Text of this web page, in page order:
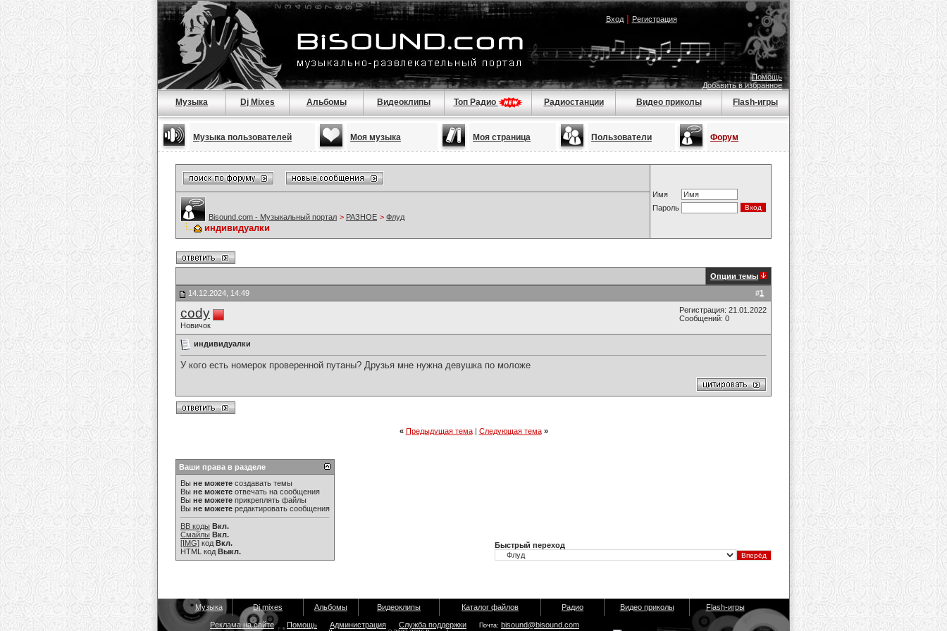
Вход| Регистрация
Помощь
Добавить в избранное
Музыка Dj Mixes Альбомы Видеоклипы Топ Радио Радиостанции Видео приколы Flash-игры
Музыка пользователей Моя музыка Моя страница Пользователи Форум
Имя
Пароль
Bisound.com - Музыкальный портал > РАЗНОЕ > Флуд
индивидуaлки
Опции темы
#1
14.12.2024, 14:49
cody
Новичок
Регистрация: 21.01.2022
Сообщений: 0
индивидуaлки
У кого есть номерок проверенной путаны? Друзья мне нужна девушка по моложе
« Предыдущая тема| Следующая тема »
Ваши права в разделе
Вы не можете создавать темы
Вы не можете отвечать на сообщения
Вы не можете прикреплять файлы
Вы не можете редактировать сообщения
BB коды Вкл.
Смайлы Вкл.
[IMG] код Вкл.
HTML код Выкл.
Быстрый переход
Музыка Dj mixes Альбомы Видеоклипы Каталог файлов Радио Видео приколы Flash-игры
Реклама на сайте Помощь Администрация Служба поддержки Почта: bisound@bisound.com